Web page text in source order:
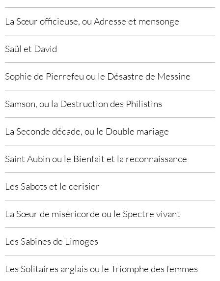
La Sœur officieuse, ou Adresse et mensonge
Saül et David
Sophie de Pierrefeu ou le Désastre de Messine
Samson, ou la Destruction des Philistins
La Seconde décade, ou le Double mariage
Saint Aubin ou le Bienfait et la reconnaissance
Les Sabots et le cerisier
La Sœur de miséricorde ou le Spectre vivant
Les Sabines de Limoges
Les Solitaires anglais ou le Triomphe des femmes